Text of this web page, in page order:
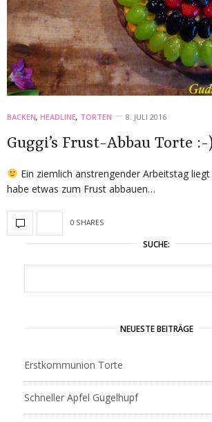
BACKEN, HEADLINE, TORTEN 8. JULI 2016
Guggi’s Frust-Abbau Torte :-
Ein ziemlich anstrengender Arbeitstag
habe etwas zum Frust abbauen…
0 SHARES
SUCHE:
NEUESTE BEITRÄGE
Erstkommunion Torte
Schneller Apfel Gugelhupf